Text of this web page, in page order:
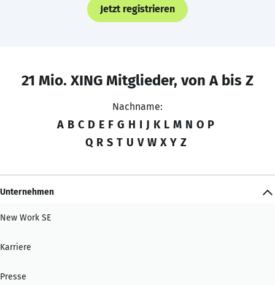
Jetzt registrieren
21 Mio. XING Mitglieder, von A bis Z
Nachname:
A B C D E F G H I J K L M N O P
Q R S T U V W X Y Z
Unternehmen
New Work SE
Karriere
Presse